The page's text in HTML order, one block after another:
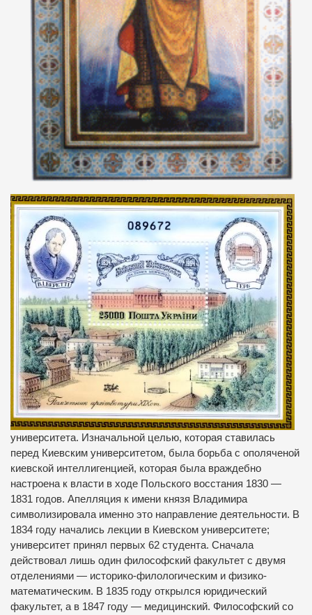
университета. Изначальной целью, которая ставилась
перед Киевским университетом, была борьба с ополяченой
киевской интеллигенцией, которая была враждебно
настроена к власти в ходе Польского восстания 1830 —
1831 годов. Апелляция к имени князя Владимира
символизировала именно это направление деятельности. В
1834 году начались лекции в Киевском университете;
университет принял первых 62 студента. Сначала
действовал лишь один философский факультет с двумя
отделениями — историко-филологическим и физико-
математическим. В 1835 году открылся юридический
факультет, а в 1847 году — медицинский. Философский со